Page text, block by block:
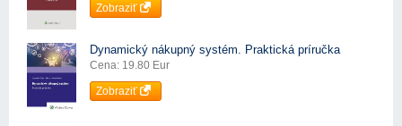
Zobraziť
Dynamický nákupný systém. Praktická príručka
Cena: 19.80 Eur
Zobraziť